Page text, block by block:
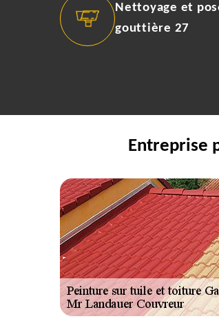
Nettoyage et
gouttière 27
Entreprise